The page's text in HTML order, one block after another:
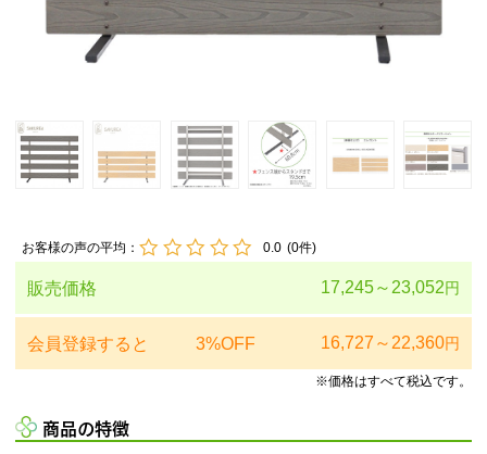
お客様の声の平均： 0.0 (0件)
販売価格 17,245～23,052 円
会員登録すると 3%OFF 16,727～22,360円
※価格はすべて税込です。
商品の特徴